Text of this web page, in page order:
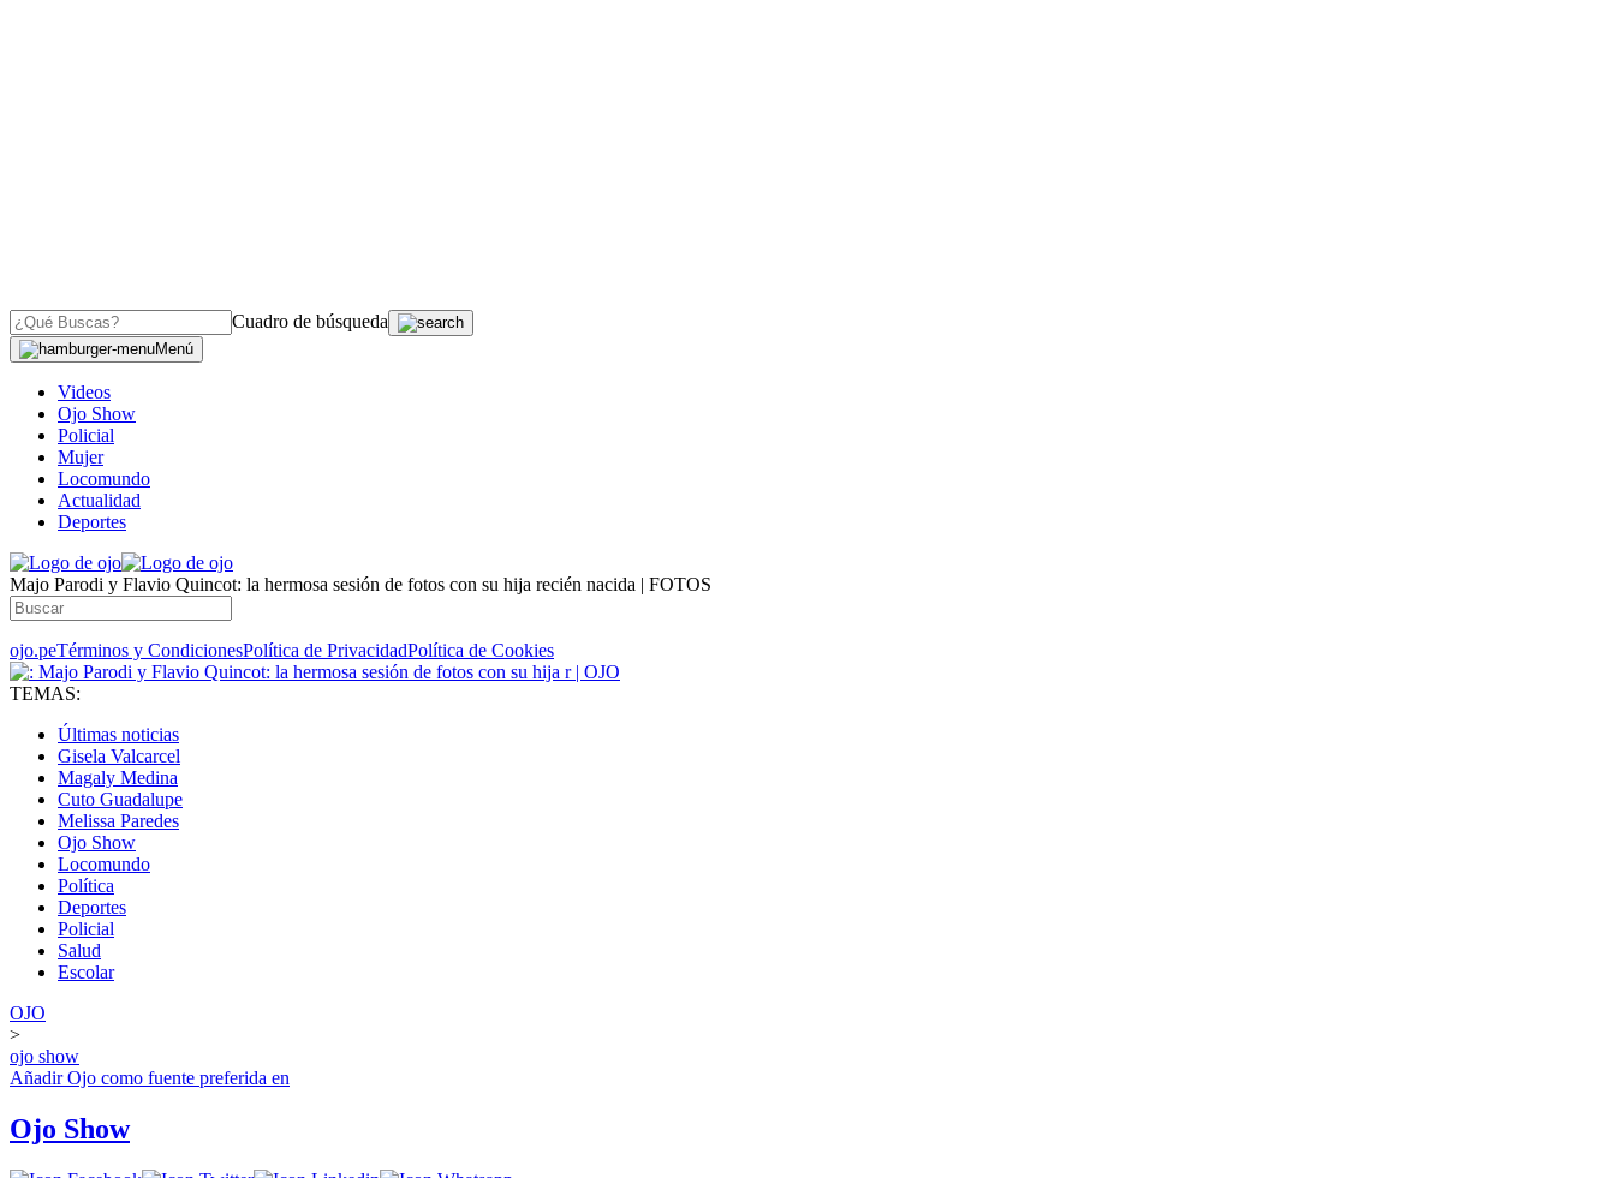
Cuadro de búsqueda
Menú
Videos
Ojo Show
Policial
Mujer
Locomundo
Actualidad
Deportes
Majo Parodi y Flavio Quincot: la hermosa sesión de fotos con su hija recién nacida | FOTOS
ojo.peTérminos y CondicionesPolítica de PrivacidadPolítica de Cookies
TEMAS:
Últimas noticias
Gisela Valcarcel
Magaly Medina
Cuto Guadalupe
Melissa Paredes
Ojo Show
Locomundo
Política
Deportes
Policial
Salud
Escolar
OJO
>
ojo show
AñadirOjo como fuente preferida en
Ojo Show